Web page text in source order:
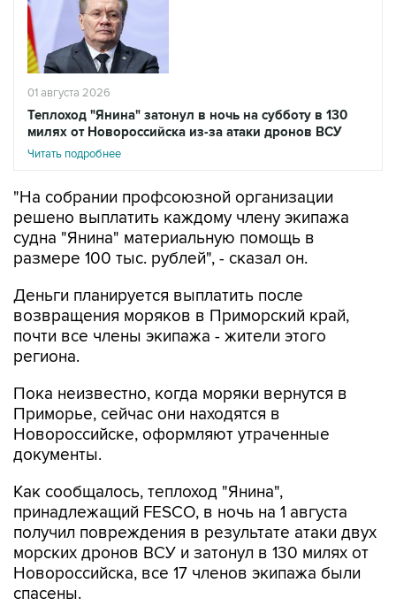
01 августа 2026
Теплоход "Янина" затонул в ночь на субботу в 130
милях от Новороссийска из-за атаки дронов ВСУ
Читать подробнее
"На собрании профсоюзной организации
решено выплатить каждому члену экипажа
судна "Янина" материальную помощь в
размере 100 тыс. рублей", - сказал он.
Деньги планируется выплатить после
возвращения моряков в Приморский край,
почти все члены экипажа - жители этого
региона.
Пока неизвестно, когда моряки вернутся в
Приморье, сейчас они находятся в
Новороссийске, оформляют утраченные
документы.
Как сообщалось, теплоход "Янина",
принадлежащий FESCO, в ночь на 1 августа
получил повреждения в результате атаки двух
морских дронов ВСУ и затонул в 130 милях от
Новороссийска, все 17 членов экипажа были
спасены.